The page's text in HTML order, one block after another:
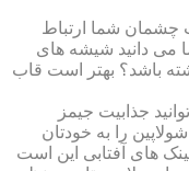
چشمان شما ارتباط
می دانید شیشه های
باشد؟ بهتر است قاب
جذابیت جیمز
را به خودتان
های آفتابی این است